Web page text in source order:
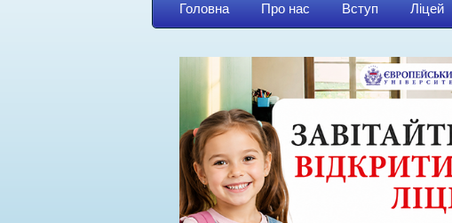
Головна Про нас Вступ Ліцей